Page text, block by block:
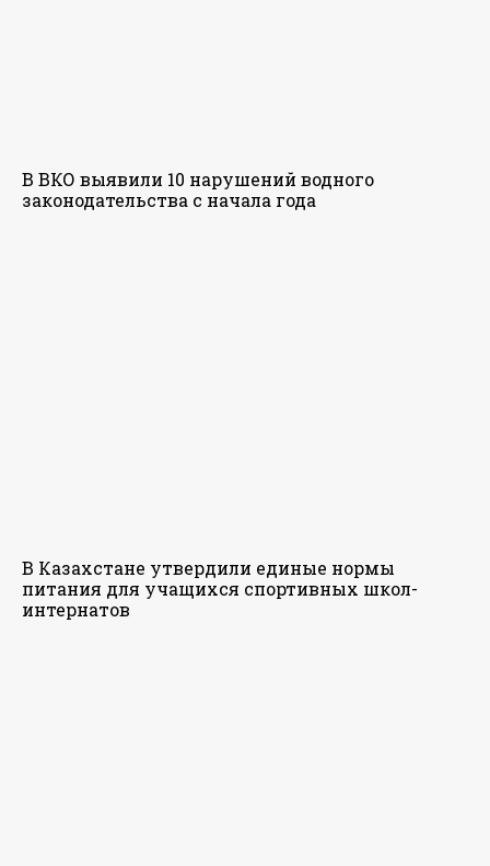
В ВКО выявили 10 нарушений водного
законодательства с начала года
В Казахстане утвердили единые нормы
питания для учащихся спортивных школ-
интернатов